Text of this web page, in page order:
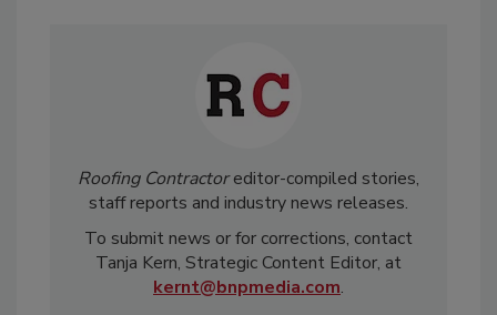
Roofing Contractoreditor-compiled stories,
staff reports and industry news releases.
To submit news or for corrections, contact
Tanja Kern, Strategic Content Editor, at
kernt@bnpmedia.com.